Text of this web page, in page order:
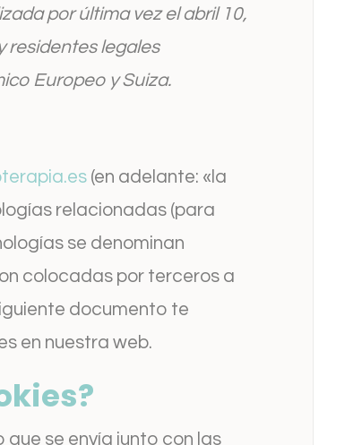
por última vez el abril 10,
residentes legales
Europeo y Suiza.
(en adelante: «la
relacionadas (para
se denominan
colocadas por terceros a
documento te
en nuestra web.
que se envía junto con las